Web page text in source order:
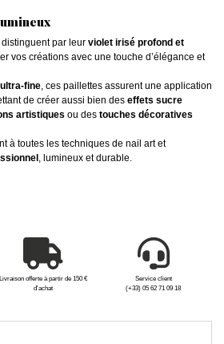
distinguent par leur violet irisé profond et
vos créations avec une touche d’élégance et
fine, ces paillettes assurent une application
de créer aussi bien des effets sucre
artistiques ou des touches décoratives
à toutes les techniques de nail art et
, lumineux et durable.
Livraison offerte à partir de 150 €
d'achat
Service client
(+33) 05 62 71 09 18